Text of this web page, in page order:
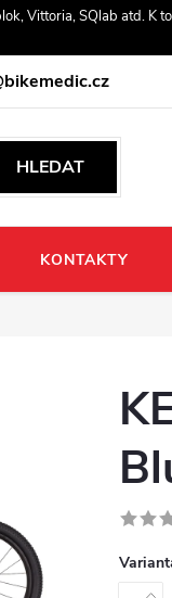
Vittoria, SQlab atd. K
HLEDAT
KONTAKTY